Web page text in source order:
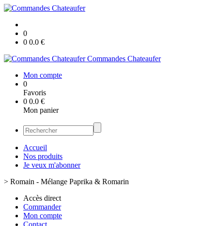
0
0 0.0 €
Commandes Chateaufer
Mon compte
0
Favoris
0 0.0 €
Mon panier
Accueil
Nos produits
Je veux m'abonner
> Romain - Mélange Paprika & Romarin
Accès direct
Commander
Mon compte
Contact